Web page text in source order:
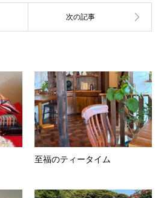
至福のティータイム